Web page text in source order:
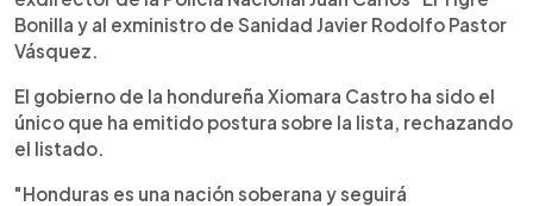
Bonilla y al exministro de Sanidad Javier Rodolfo Pastor
Vásquez.
El gobierno de la hondureña Xiomara Castro ha sido el
único que ha emitido postura sobre la lista, rechazando
el listado.
"Honduras es una nación soberana y seguirá